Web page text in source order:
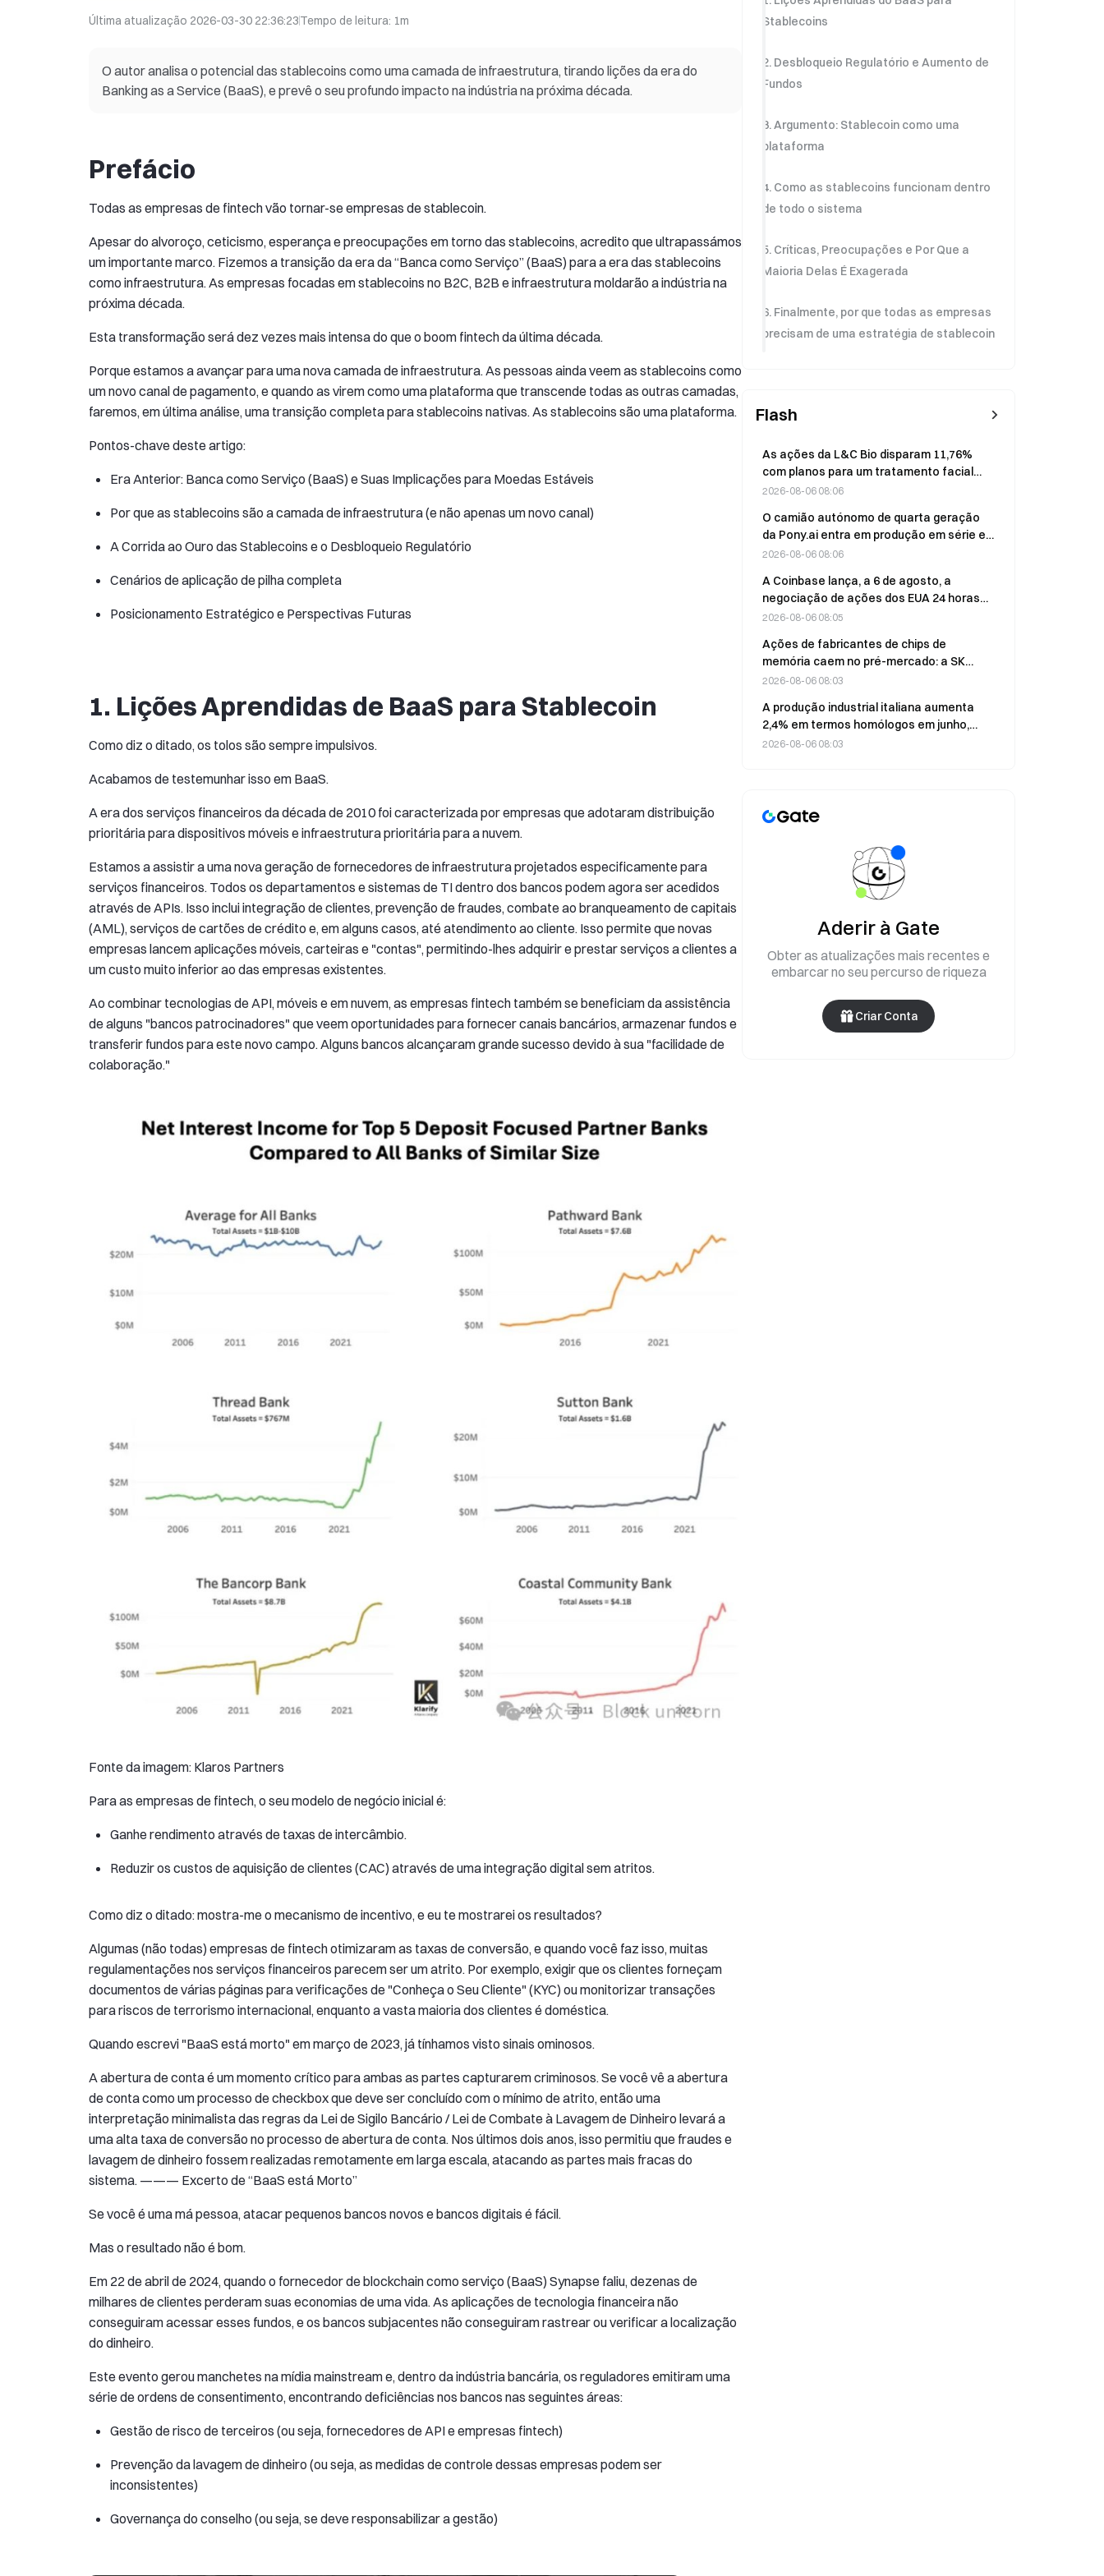
Última atualização 2026-03-30 22:36:23Tempo de leitura: 1m
O autor analisa o potencial das stablecoins como uma camada de infraestrutura, tirando lições da era do
Banking as a Service (BaaS), e prevê o seu profundo impacto na indústria na próxima década.
Prefácio
Todas as empresas de fintech vão tornar-se empresas de stablecoin.
Apesar do alvoroço, ceticismo, esperança e preocupações em torno das stablecoins, acredito que ultrapassámos
um importante marco. Fizemos a transição da era da “Banca como Serviço” (BaaS) para a era das stablecoins
como infraestrutura. As empresas focadas em stablecoins no B2C, B2B e infraestrutura moldarão a indústria na
próxima década.
Esta transformação será dez vezes mais intensa do que o boom fintech da última década.
Porque estamos a avançar para uma nova camada de infraestrutura. As pessoas ainda veem as stablecoins como
um novo canal de pagamento, e quando as virem como uma plataforma que transcende todas as outras camadas,
faremos, em última análise, uma transição completa para stablecoins nativas. As stablecoins são uma plataforma.
Pontos-chave deste artigo:
Era Anterior: Banca como Serviço (BaaS) e Suas Implicações para Moedas Estáveis
Por que as stablecoins são a camada de infraestrutura (e não apenas um novo canal)
A Corrida ao Ouro das Stablecoins e o Desbloqueio Regulatório
Cenários de aplicação de pilha completa
Posicionamento Estratégico e Perspectivas Futuras
1. Lições Aprendidas de BaaS para Stablecoin
Como diz o ditado, os tolos são sempre impulsivos.
Acabamos de testemunhar isso em BaaS.
A era dos serviços financeiros da década de 2010 foi caracterizada por empresas que adotaram distribuição
prioritária para dispositivos móveis e infraestrutura prioritária para a nuvem.
Estamos a assistir a uma nova geração de fornecedores de infraestrutura projetados especificamente para
serviços financeiros. Todos os departamentos e sistemas de TI dentro dos bancos podem agora ser acedidos
através de APIs. Isso inclui integração de clientes, prevenção de fraudes, combate ao branqueamento de capitais
(AML), serviços de cartões de crédito e, em alguns casos, até atendimento ao cliente. Isso permite que novas
empresas lancem aplicações móveis, carteiras e "contas", permitindo-lhes adquirir e prestar serviços a clientes a
um custo muito inferior ao das empresas existentes.
Ao combinar tecnologias de API, móveis e em nuvem, as empresas fintech também se beneficiam da assistência
de alguns "bancos patrocinadores" que veem oportunidades para fornecer canais bancários, armazenar fundos e
transferir fundos para este novo campo. Alguns bancos alcançaram grande sucesso devido à sua "facilidade de
colaboração."
Fonte da imagem: Klaros Partners
Para as empresas de fintech, o seu modelo de negócio inicial é:
Ganhe rendimento através de taxas de intercâmbio.
Reduzir os custos de aquisição de clientes (CAC) através de uma integração digital sem atritos.
Como diz o ditado: mostra-me o mecanismo de incentivo, e eu te mostrarei os resultados?
Algumas (não todas) empresas de fintech otimizaram as taxas de conversão, e quando você faz isso, muitas
regulamentações nos serviços financeiros parecem ser um atrito. Por exemplo, exigir que os clientes forneçam
documentos de várias páginas para verificações de "Conheça o Seu Cliente" (KYC) ou monitorizar transações
para riscos de terrorismo internacional, enquanto a vasta maioria dos clientes é doméstica.
Quando escrevi "BaaS está morto" em março de 2023, já tínhamos visto sinais ominosos.
A abertura de conta é um momento crítico para ambas as partes capturarem criminosos. Se você vê a abertura
de conta como um processo de checkbox que deve ser concluído com o mínimo de atrito, então uma
interpretação minimalista das regras da Lei de Sigilo Bancário / Lei de Combate à Lavagem de Dinheiro levará a
uma alta taxa de conversão no processo de abertura de conta. Nos últimos dois anos, isso permitiu que fraudes e
lavagem de dinheiro fossem realizadas remotamente em larga escala, atacando as partes mais fracas do
sistema. ——— Excerto de “BaaS está Morto”
Se você é uma má pessoa, atacar pequenos bancos novos e bancos digitais é fácil.
Mas o resultado não é bom.
Em 22 de abril de 2024, quando o fornecedor de blockchain como serviço (BaaS) Synapse faliu, dezenas de
milhares de clientes perderam suas economias de uma vida. As aplicações de tecnologia financeira não
conseguiram acessar esses fundos, e os bancos subjacentes não conseguiram rastrear ou verificar a localização
do dinheiro.
Este evento gerou manchetes na mídia mainstream e, dentro da indústria bancária, os reguladores emitiram uma
série de ordens de consentimento, encontrando deficiências nos bancos nas seguintes áreas:
Gestão de risco de terceiros (ou seja, fornecedores de API e empresas fintech)
Prevenção da lavagem de dinheiro (ou seja, as medidas de controle dessas empresas podem ser
inconsistentes)
Governança do conselho (ou seja, se deve responsabilizar a gestão)
Stablecoins
2. Desbloqueio Regulatório e Aumento de
Fundos
3. Argumento: Stablecoin como uma
plataforma
4. Como as stablecoins funcionam dentro
de todo o sistema
5. Críticas, Preocupações e Por Que a
Maioria Delas É Exagerada
6. Finalmente, por que todas as empresas
precisam de uma estratégia de stablecoin
Flash
As ações da L&C Bio disparam 11,76%
com planos para um tratamento facial
com Ozempic
2026-08-06 08:06
O camião autónomo de quarta geração
da Pony.ai entra em produção em série e
visa colocar entre 500 e 1 000 unidades
2026-08-06 08:06
A Coinbase lança, a 6 de agosto, a
negociação de ações dos EUA 24 horas
por dia, 5 dias por semana, para
000 ações e um montante mínimo de 1
GBP
2026-08-06 08:05
Ações de fabricantes de chips de
memória caem no pré-mercado: a SK
Hynix recua mais de 5% e a Western
2026-08-06 08:03
A produção industrial italiana aumenta
2,4% em termos homólogos em junho,
invertendo a queda anterior
2026-08-06 08:03
Aderir à Gate
Obter as atualizações mais recentes e
embarcar no seu percurso de riqueza
Criar Conta